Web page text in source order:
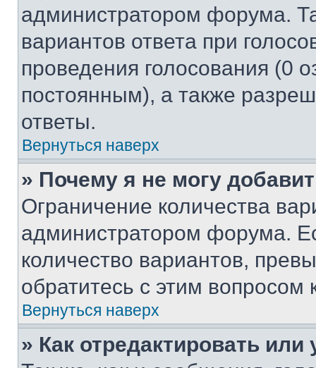
администратором форума.
вариантов ответа при
проведения голосования (0
постоянным), а также
ответы.
Вернуться наверх
» Почему я не могу
Ограничение количества
администратором форума.
количество вариантов,
обратитесь с этим вопросом
Вернуться наверх
» Как отредактировать